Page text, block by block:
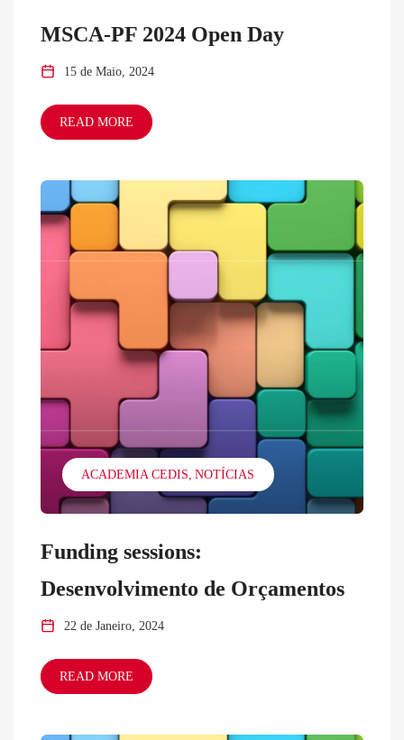
MSCA-PF 2024 Open Day
15 de Maio, 2024
READ MORE
ACADEMIA CEDIS NOTÍCIAS
Funding sessions:
Desenvolvimento de Orçamentos
22 de Janeiro, 2024
READ MORE